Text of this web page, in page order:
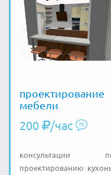
проектирование
мебели
200 /час
консультации
проектированию